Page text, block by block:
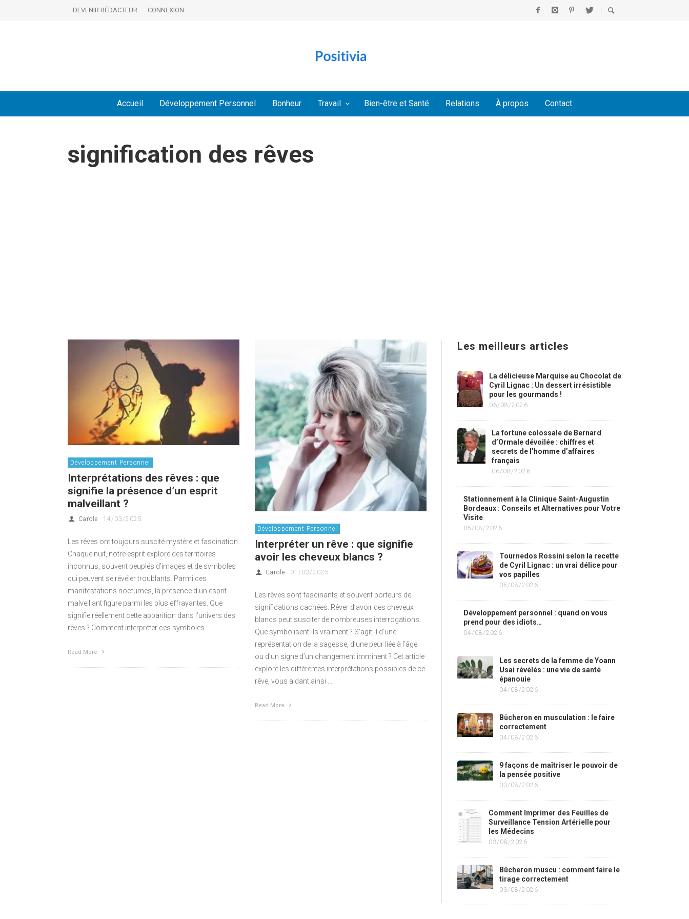
DEVENIR RÉDACTEUR CONNEXION
Accueil Développement Personnel Bonheur Travail Bien-être et Santé Relations À propos Contact
signification des rêves
Développement Personnel
Interprétations des rêves : que
signifie la présence d’un esprit
malveillant ?
Carole 14/03/2025
Les rêves ont toujours suscité mystère et fascination.
Chaque nuit, notre esprit explore des territoires
inconnus, souvent peuplés d’images et de symboles
qui peuvent se révéler troublants. Parmi ces
manifestations nocturnes, la présence d’un esprit
malveillant figure parmi les plus effrayantes. Que
signifie réellement cette apparition dans l’univers des
rêves ? Comment interpréter ces symboles …
Read More
Développement Personnel
Interpréter un rêve : que signifie
avoir les cheveux blancs ?
Carole 01/03/2025
Les rêves sont fascinants et souvent porteurs de
significations cachées. Rêver d’avoir des cheveux
blancs peut susciter de nombreuses interrogations.
Que symbolisent-ils vraiment ? S’agit-il d’une
représentation de la sagesse, d’une peur liée à l’âge
ou d’un signe d’un changement imminent ? Cet article
explore les différentes interprétations possibles de ce
rêve, vous aidant ainsi …
Read More
Les meilleurs articles
La délicieuse Marquise au Chocolat de
Cyril Lignac : Un dessert irrésistible
pour les gourmands !
06/08/2026
La fortune colossale de Bernard
d’Ormale dévoilée : chiffres et
secrets de l’homme d’affaires
français
06/08/2026
Stationnement à la Clinique Saint-Augustin
Bordeaux : Conseils et Alternatives pour Votre
Visite
05/08/2026
Tournedos Rossini selon la recette
de Cyril Lignac : un vrai délice pour
vos papilles
05/08/2026
Développement personnel : quand on vous
prend pour des idiots…
04/08/2026
Les secrets de la femme de Yoann
Usai révélés : une vie de santé
épanouie
04/08/2026
Bûcheron en musculation : le faire
correctement
04/08/2026
9 façons de maîtriser le pouvoir de
la pensée positive
03/08/2026
Comment Imprimer des Feuilles de
Surveillance Tension Artérielle pour
les Médecins
03/08/2026
Bûcheron muscu : comment faire le
tirage correctement
03/08/2026